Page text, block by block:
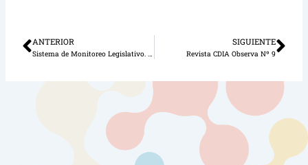
Ant
ANTERIOR SIGUIENTE
Revista CDIA Observa Nº 9